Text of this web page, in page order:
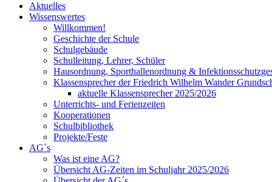
Aktuelles
Wissenswertes
Willkommen!
Geschichte der Schule
Schulgebäude
Schulleitung, Lehrer, Schüler
Hausordnung, Sporthallenordnung &
Klassensprecher der Friedrich Wilhelm Wander
aktuelle Klassensprecher 2025/2026
Unterrichts- und Ferienzeiten
Kooperationen
Schulbibliothek
Projekte/Feste
AG´s
Was ist eine AG?
Übersicht AG-Zeiten im Schuljahr 2025/2026